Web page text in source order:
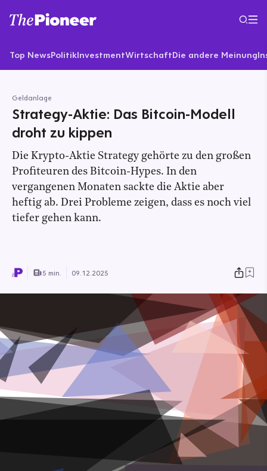
Top NewsPolitikInvestmentWirtschaftDie andere Meinung
Geldanlage
Strategy-Aktie: Das Bitcoin-Modell
droht zu kippen
Die Krypto-Aktie Strategy gehörte zu den großen
Profiteuren des Bitcoin-Hypes. In den
vergangenen Monaten sackte die Aktie aber
heftig ab. Drei Probleme zeigen, dass es noch viel
tiefer gehen kann.
5 min. 09.12.2025